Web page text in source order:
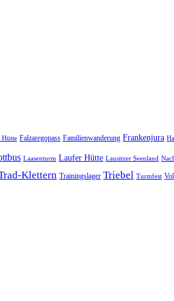
Hütte Falzaregopass Familienwanderung Frankenjura
Laasenturm Laufer Hütte Lausitzer Seenland
Klettern Trainingslager Triebel Turmfest